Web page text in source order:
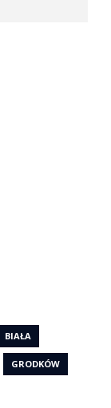
BIAŁA
GRODKÓW